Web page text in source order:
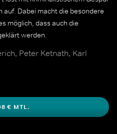
auf. Dabei macht die besondere
möglich, dass auch die
werden.
Peter Ketnath, Karl
€ MTL.